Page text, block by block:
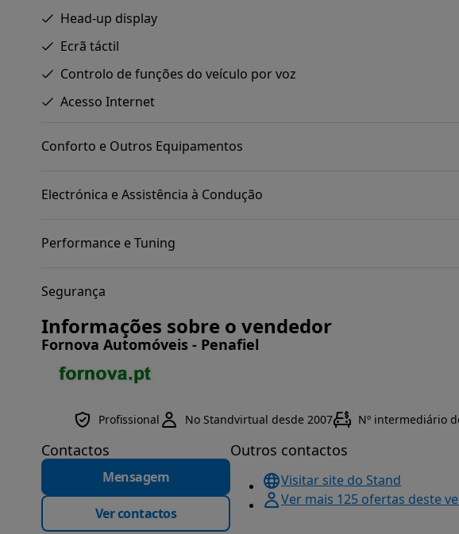
Head-up display
Ecrã táctil
Controlo de funções do veículo por voz
Acesso Internet
Conforto e Outros Equipamentos
Electrónica e Assistência à Condução
Performance e Tuning
Segurança
Informações sobre o vendedor
Fornova Automóveis - Penafiel
Profissional No Standvirtual desde 2007 Nº intermediário
Contactos
Mensagem
Ver contactos
Outros contactos
Visitar site do Stand
Ver mais 125 ofertas deste